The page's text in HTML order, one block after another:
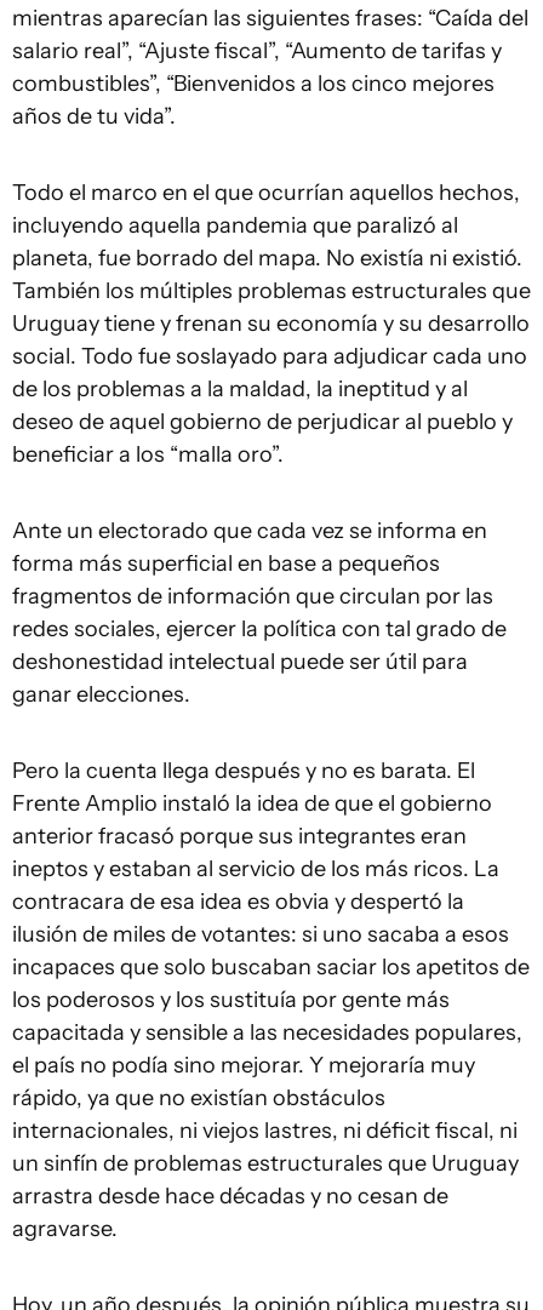
mientras aparecían las siguientes frases: “Caída del
salario real”, “Ajuste fiscal”, “Aumento de tarifas y
combustibles”, “Bienvenidos a los cinco mejores
años de tu vida”.
Todo el marco en el que ocurrían aquellos hechos,
incluyendo aquella pandemia que paralizó al
planeta, fue borrado del mapa. No existía ni existió.
También los múltiples problemas estructurales que
Uruguay tiene y frenan su economía y su desarrollo
social. Todo fue soslayado para adjudicar cada uno
de los problemas a la maldad, la ineptitud y al
deseo de aquel gobierno de perjudicar al pueblo y
beneficiar a los “malla oro”.
Ante un electorado que cada vez se informa en
forma más superficial en base a pequeños
fragmentos de información que circulan por las
redes sociales, ejercer la política con tal grado de
deshonestidad intelectual puede ser útil para
ganar elecciones.
Pero la cuenta llega después y no es barata. El
Frente Amplio instaló la idea de que el gobierno
anterior fracasó porque sus integrantes eran
ineptos y estaban al servicio de los más ricos. La
contracara de esa idea es obvia y despertó la
ilusión de miles de votantes: si uno sacaba a esos
incapaces que solo buscaban saciar los apetitos de
los poderosos y los sustituía por gente más
capacitada y sensible a las necesidades populares,
el país no podía sino mejorar. Y mejoraría muy
rápido, ya que no existían obstáculos
internacionales, ni viejos lastres, ni déficit fiscal, ni
un sinfín de problemas estructurales que Uruguay
arrastra desde hace décadas y no cesan de
agravarse.